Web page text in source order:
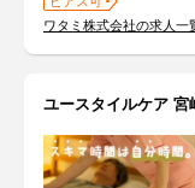
ワタミ株式会社の求人一
ユースタイルケア 宮